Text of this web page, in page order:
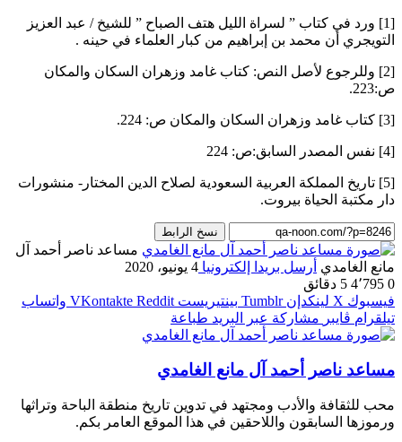
[1] ورد في كتاب ” لسراة الليل هتف الصباح ” للشيخ / عبد العزيز
التويجري أن محمد بن إبراهيم من كبار العلماء في حينه .
[2] وللرجوع لأصل النص: كتاب غامد وزهران السكان والمكان
ص:223.
[3] كتاب غامد وزهران السكان والمكان ص: 224.
[4] نفس المصدر السابق:ص: 224
[5] تاريخ المملكة العربية السعودية لصلاح الدين المختار- منشورات
دار مكتبة الحياة بيروت.
نسخ الرابط
مساعد ناصر أحمد آل
مانع الغامدي أرسل بريدا إلكترونيا 4 يونيو، 2020
0
5 دقائق
فيسبوك ‫X لينكدإن بينتيريست
واتساب
تيلقرام ڤايبر مشاركة عبر البريد طباعة
مساعد ناصر أحمد آل مانع الغامدي
محب للثقافة والأدب ومجتهد في تدوين تاريخ منطقة الباحة وتراثها
ورموزها السابقون واللاحقين في هذا الموقع العامر بكم.